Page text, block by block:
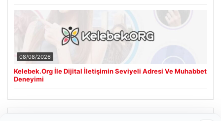
08/08/2026
Kelebek.Org İle Dijital İletişimin Seviyeli Adresi Ve Muhabbet
Deneyimi